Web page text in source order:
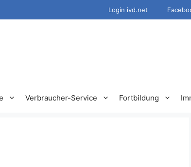
Login ivd.net
Verbraucher-Service Fortbildung